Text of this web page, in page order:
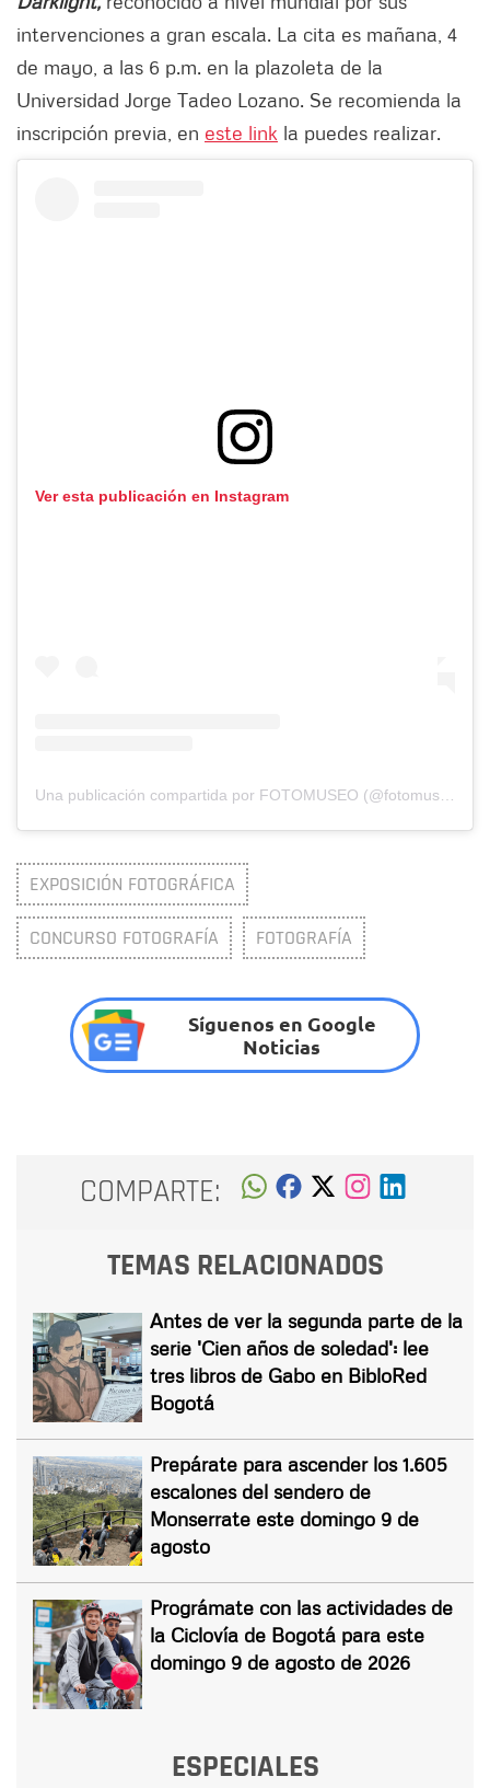
intervenciones a gran escala. La cita es mañana, 4
de mayo, a las 6 p.m. en la plazoleta de la
Universidad Jorge Tadeo Lozano. Se recomienda la
inscripción previa, en este link la puedes realizar.
Ver esta publicación en Instagram
EXPOSICIÓN FOTOGRÁFICA
CONCURSO FOTOGRAFÍA FOTOGRAFÍA
Síguenos en Google
Noticias
COMPARTE:
TEMAS RELACIONADOS
Antes de ver la segunda parte de la
serie 'Cien años de soledad': lee
tres libros de Gabo en BibloRed
Bogotá
Prepárate para ascender los 1.605
escalones del sendero de
Monserrate este domingo 9 de
agosto
Prográmate con las actividades de
la Ciclovía de Bogotá para este
domingo 9 de agosto de 2026
ESPECIALES